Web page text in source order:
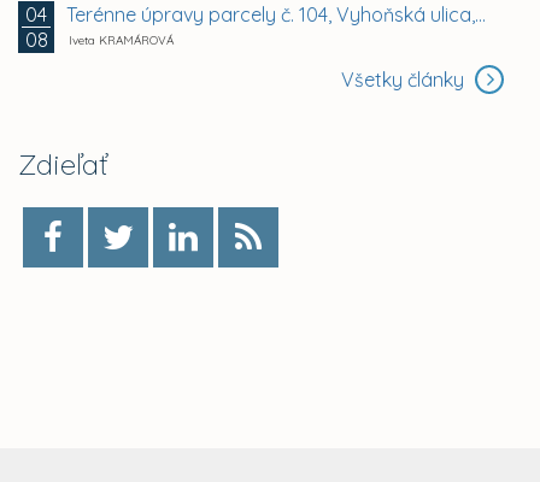
04
08
Terénne úpravy parcely č. 104, Vyhoňská ulica,...
Iveta KRAMÁROVÁ
Všetky články
Zdieľať